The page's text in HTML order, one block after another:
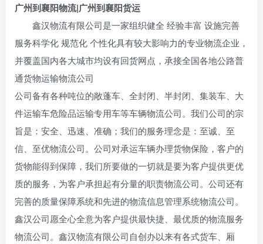
广州到襄阳物流|广州到襄阳货运
鑫汉物流有限公司是一家组织健全 经验丰富 设施完善
服务科学化 规范化 个性化具有较大影响力的专业物流企业，
并覆盖国内各大城市均设有回货网点，承接全国各地公路普
通货物运输物流公司
公司备有各种吨位的敞蓬车、全封闭、半封闭、集装车、大
件运输车危险品运输专用车等车辆物流公司。我们公司的宗
旨是：安全、迅速、准确；我们的服务理念是：至诚、至
信、至优物流公司。公司对承运车辆办理货物保险，客户的
货物能得到保障，我们所要做的一切就是要为客户提供更优
质的服务，为客户承担起有分量的职责物流公司。公司还有
完善的质量保障系统和先进的物流信息管理系统物流公司。
鑫汉公司愿全心全意为客户提供最快捷、最优质的物流服务
物流公司。鑫汉物流有限公司自创办以来有各式货车、厢